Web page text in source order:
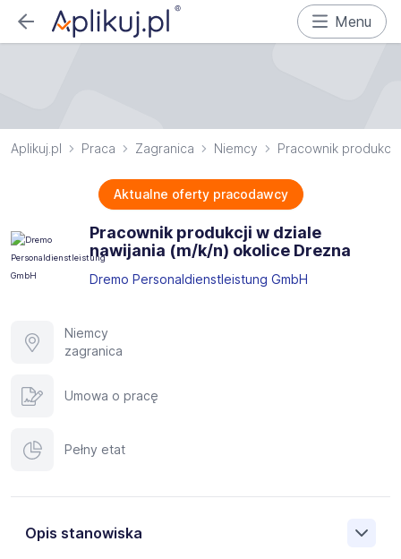
Menu
Aplikuj.pl Praca Zagranica Niemcy Pracownik produkcji
Aktualne oferty pracodawcy
Pracownik produkcji w dziale
nawijania (m/k/n) okolice Drezna
Dremo Personaldienstleistung GmbH
Niemcy
zagranica
Umowa o pracę
Pełny etat
Opis stanowiska